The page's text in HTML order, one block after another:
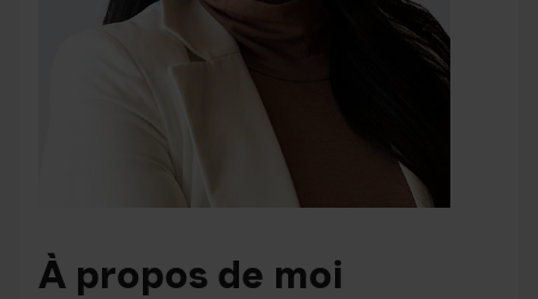
À propos de moi